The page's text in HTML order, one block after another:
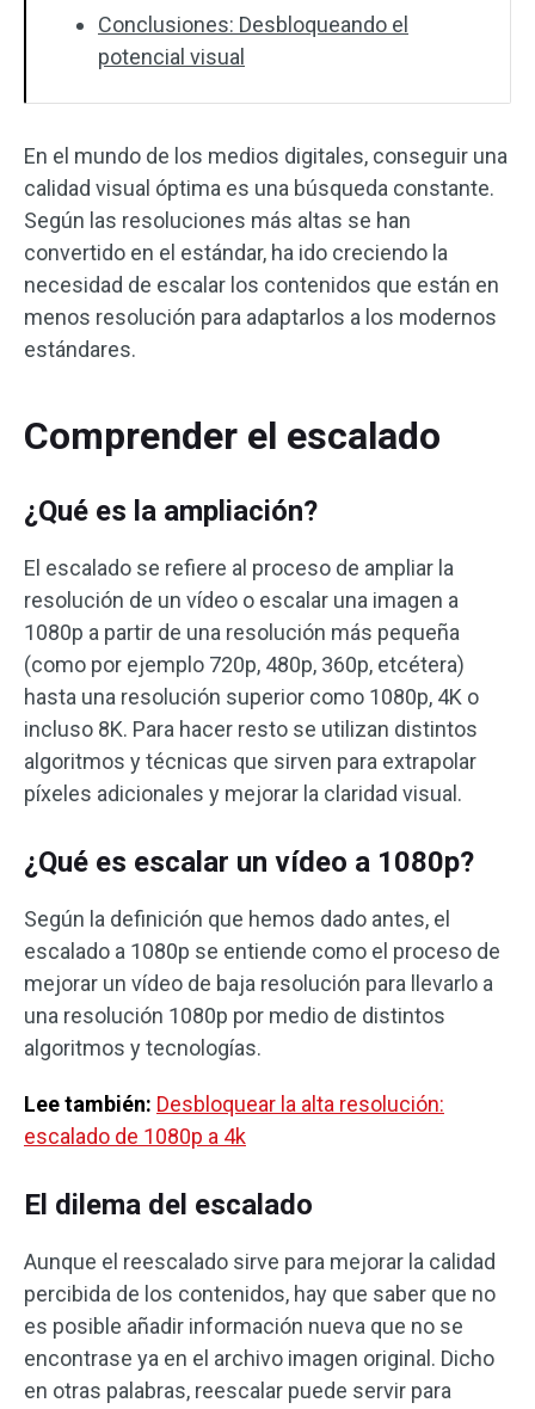
Conclusiones: Desbloqueando el
potencial visual
En el mundo de los medios digitales, conseguir una
calidad visual óptima es una búsqueda constante.
Según las resoluciones más altas se han
convertido en el estándar, ha ido creciendo la
necesidad de escalar los contenidos que están en
menos resolución para adaptarlos a los modernos
estándares.
Comprender el escalado
¿Qué es la ampliación?
El escalado se refiere al proceso de ampliar la
resolución de un vídeo o escalar una imagen a
1080p a partir de una resolución más pequeña
(como por ejemplo 720p, 480p, 360p, etcétera)
hasta una resolución superior como 1080p, 4K o
incluso 8K. Para hacer resto se utilizan distintos
algoritmos y técnicas que sirven para extrapolar
píxeles adicionales y mejorar la claridad visual.
¿Qué es escalar un vídeo a 1080p?
Según la definición que hemos dado antes, el
escalado a 1080p se entiende como el proceso de
mejorar un vídeo de baja resolución para llevarlo a
una resolución 1080p por medio de distintos
algoritmos y tecnologías.
Lee también: Desbloquear la alta resolución:
escalado de 1080p a 4k
El dilema del escalado
Aunque el reescalado sirve para mejorar la calidad
percibida de los contenidos, hay que saber que no
es posible añadir información nueva que no se
encontrase ya en el archivo imagen original. Dicho
en otras palabras, reescalar puede servir para